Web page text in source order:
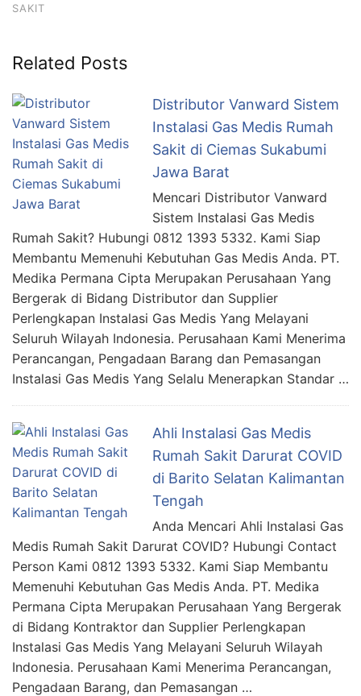
SAKIT
Related Posts
Distributor Vanward Sistem
Instalasi Gas Medis Rumah
Sakit di Ciemas Sukabumi
Jawa Barat
Mencari Distributor Vanward
Sistem Instalasi Gas Medis
Rumah Sakit? Hubungi 0812 1393 5332. Kami Siap
Membantu Memenuhi Kebutuhan Gas Medis Anda. PT.
Medika Permana Cipta Merupakan Perusahaan Yang
Bergerak di Bidang Distributor dan Supplier
Perlengkapan Instalasi Gas Medis Yang Melayani
Seluruh Wilayah Indonesia. Perusahaan Kami Menerima
Perancangan, Pengadaan Barang dan Pemasangan
Instalasi Gas Medis Yang Selalu Menerapkan Standar …
Ahli Instalasi Gas Medis
Rumah Sakit Darurat COVID
di Barito Selatan Kalimantan
Tengah
Anda Mencari Ahli Instalasi Gas
Medis Rumah Sakit Darurat COVID? Hubungi Contact
Person Kami 0812 1393 5332. Kami Siap Membantu
Memenuhi Kebutuhan Gas Medis Anda. PT. Medika
Permana Cipta Merupakan Perusahaan Yang Bergerak
di Bidang Kontraktor dan Supplier Perlengkapan
Instalasi Gas Medis Yang Melayani Seluruh Wilayah
Indonesia. Perusahaan Kami Menerima Perancangan,
Pengadaan Barang, dan Pemasangan …